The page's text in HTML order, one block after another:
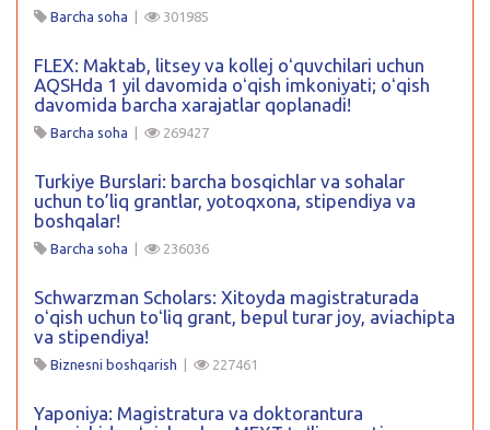
Barcha soha | 301985
FLEX: Maktab, litsey va kollej oʻquvchilari uchun
AQSHda 1 yil davomida oʻqish imkoniyati; oʻqish
davomida barcha xarajatlar qoplanadi!
Barcha soha | 269427
Turkiye Burslari: barcha bosqichlar va sohalar
uchun to’liq grantlar, yotoqxona, stipendiya va
boshqalar!
Barcha soha | 236036
Schwarzman Scholars: Xitoyda magistraturada
oʻqish uchun toʻliq grant, bepul turar joy, aviachipta
va stipendiya!
Biznesni boshqarish | 227461
Yaponiya: Magistratura va doktorantura